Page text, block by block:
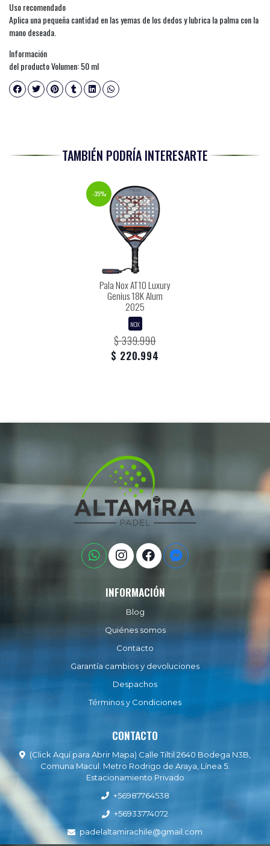
Uso recomendado
Aplica una pequeña cantidad en las yemas de los dedos y lubrica la palma con la
mano deseada.
Información
del producto Volumen: 50 ml
TAMBIÉN PODRÍA INTERESARTE
-35%
Pala Nox AT10 Luxury
Genius 18K Alum
2025
NOX
$ 339.990
$ 220.994
INFORMACIÓN
Blog
Quiénes somos
Contacto
Garantía cambios y devoluciones
Despachos
Términos y Condiciones
CONTACTO
(Click Aquí para Abrir Mapa) Calle Tiltil 2640 Bodega N3B,
Comuna Macul. Metro Rodrigo de Araya, Línea 5.
Estacionamiento Privado
+56987764538
+56933774072
padelaltamirachile@gmail.com